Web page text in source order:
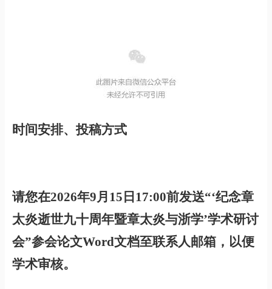
时间安排、投稿方式
请您在2026年9月15日17:00前发送“‘纪念章
太炎逝世九十周年暨章太炎与浙学’学术研讨
会”参会论文Word文档至联系人邮箱，以便
学术审核。